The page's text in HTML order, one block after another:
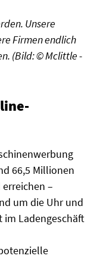
Unsere
Firmen endlich
(Bild: © Mclittle -
66,5 Millionen
–
um die Uhr und
im Ladengeschäft